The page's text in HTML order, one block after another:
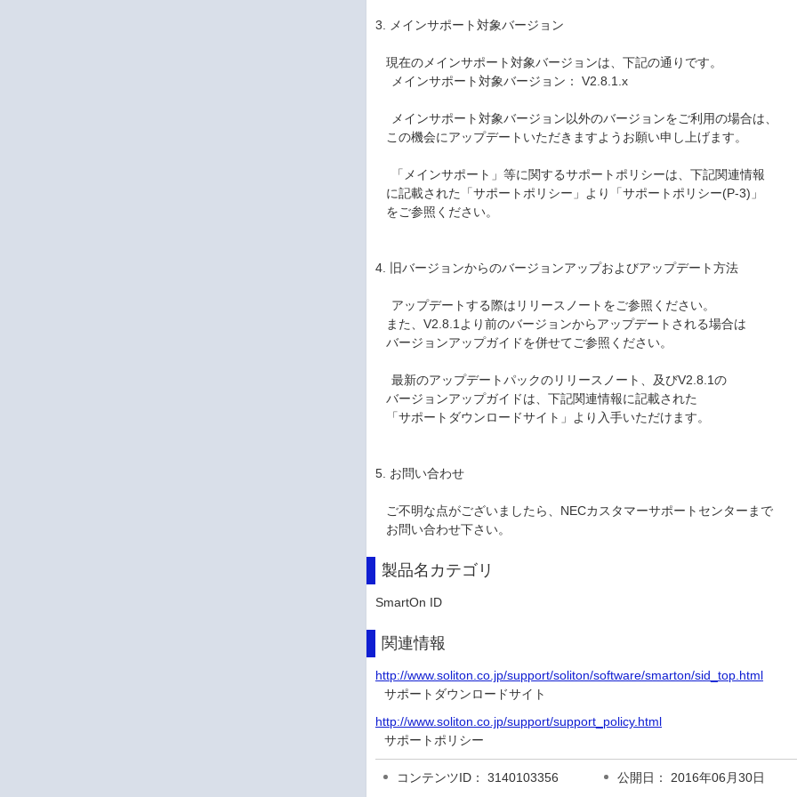
3. メインサポート対象バージョン
現在のメインサポート対象バージョンは、下記の通りです。
メインサポート対象バージョン： V2.8.1.x
メインサポート対象バージョン以外のバージョンをご利用の場合は、
この機会にアップデートいただきますようお願い申し上げます。
「メインサポート」等に関するサポートポリシーは、下記関連情報
に記載された「サポートポリシー」より「サポートポリシー(P-3)」
をご参照ください。
4. 旧バージョンからのバージョンアップおよびアップデート方法
アップデートする際はリリースノートをご参照ください。
また、V2.8.1より前のバージョンからアップデートされる場合は
バージョンアップガイドを併せてご参照ください。
最新のアップデートパックのリリースノート、及びV2.8.1の
バージョンアップガイドは、下記関連情報に記載された
「サポートダウンロードサイト」より入手いただけます。
5. お問い合わせ
ご不明な点がございましたら、NECカスタマーサポートセンターまで
お問い合わせ下さい。
製品名カテゴリ
SmartOn ID
関連情報
http://www.soliton.co.jp/support/soliton/software/smarton/sid_top.html
サポートダウンロードサイト
http://www.soliton.co.jp/support/support_policy.html
サポートポリシー
コンテンツID： 3140103356 公開日： 2016年06月30日